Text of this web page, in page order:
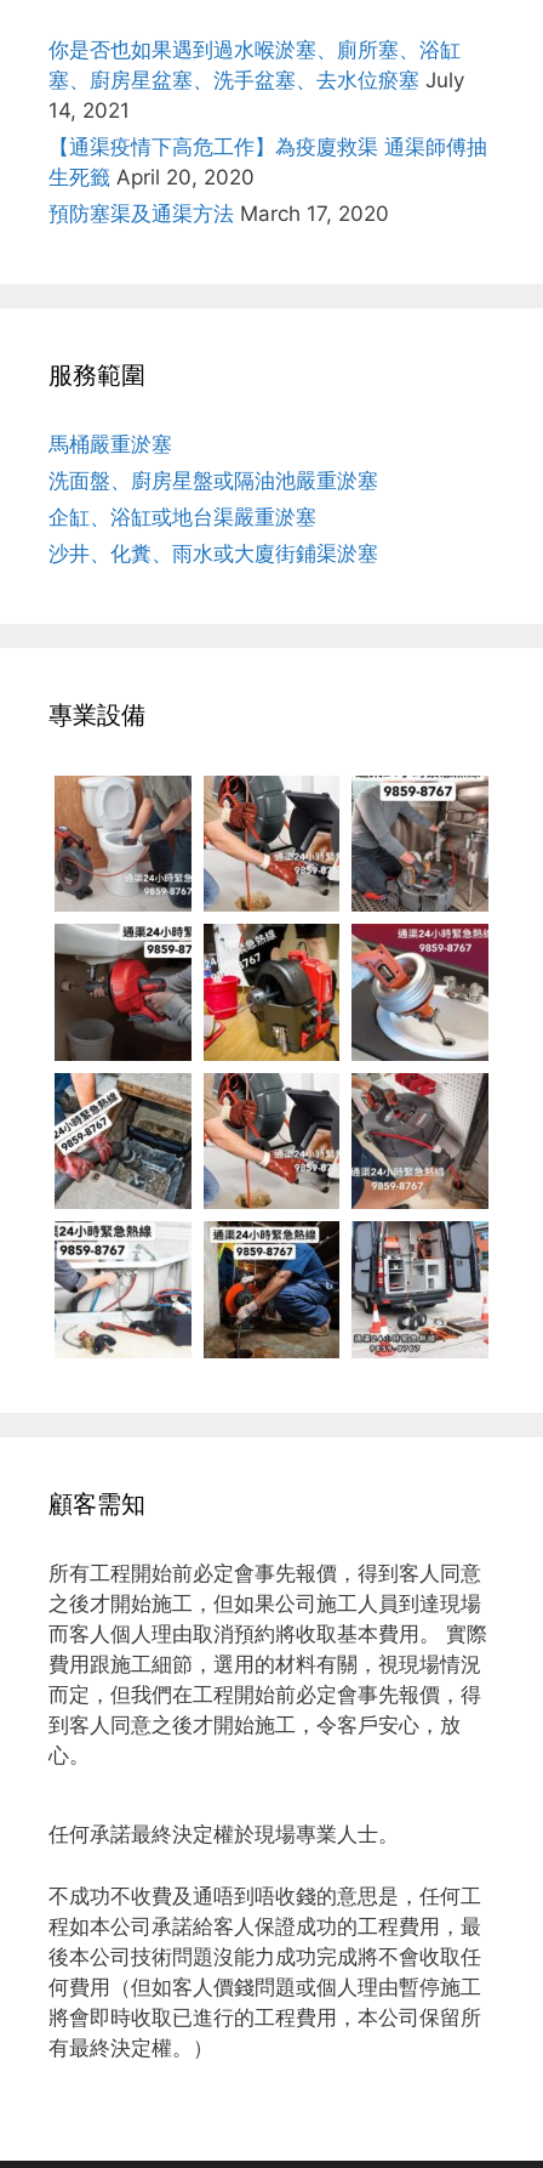
你是否也如果遇到過水喉淤塞、廁所塞、浴缸
塞、廚房星盆塞、洗手盆塞、去水位瘀塞 July
14, 2021
【通渠疫情下高危工作】為疫廈救渠 通渠師傅抽
生死籤 April 20, 2020
預防塞渠及通渠方法 March 17, 2020
服務範圍
馬桶嚴重淤塞
洗面盤、廚房星盤或隔油池嚴重淤塞
企缸、浴缸或地台渠嚴重淤塞
沙井、化糞、雨水或大廈街鋪渠淤塞
專業設備
顧客需知
所有工程開始前必定會事先報價，得到客人同意
之後才開始施工，但如果公司施工人員到達現場
而客人個人理由取消預約將收取基本費用。 實際
費用跟施工細節，選用的材料有關，視現場情況
而定，但我們在工程開始前必定會事先報價，得
到客人同意之後才開始施工，令客戶安心，放
心。
任何承諾最終決定權於現場專業人士。
不成功不收費及通唔到唔收錢的意思是，任何工
程如本公司承諾給客人保證成功的工程費用，最
後本公司技術問題沒能力成功完成將不會收取任
何費用（但如客人價錢問題或個人理由暫停施工
將會即時收取已進行的工程費用，本公司保留所
有最終決定權。）